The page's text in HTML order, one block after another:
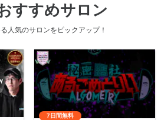
すすめサロン
人気のサロンをピックアップ！
7日間無料